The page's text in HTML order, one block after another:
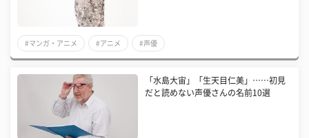
#マンガ・アニメ #アニメ #声優
「水島大宙」「生天目仁美」……初見
だと読めない声優さんの名前10選